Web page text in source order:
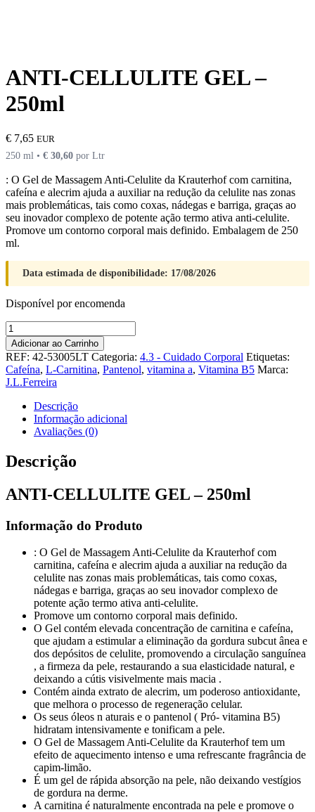
ANTI-CELLULITE GEL –
250ml
€ 7,65 EUR
250 ml • € 30,60 por Ltr
: O Gel de Massagem Anti-Celulite da Krauterhof com carnitina,
cafeína e alecrim ajuda a auxiliar na redução da celulite nas zonas
mais problemáticas, tais como coxas, nádegas e barriga, graças ao
seu inovador complexo de potente ação termo ativa anti-celulite.
Promove um contorno corporal mais definido. Embalagem de 250
ml.
Data estimada de disponibilidade: 17/08/2026
Disponível por encomenda
Quantidade
de
ANTI-
CELLULITE
GEL
-
250ml
Adicionar ao Carrinho
REF: 42-53005LT Categoria: 4.3 - Cuidado Corporal Etiquetas:
Cafeína, L-Carnitina, Pantenol, vitamina a, Vitamina B5 Marca:
J.L.Ferreira
Descrição
Informação adicional
Avaliações (0)
Descrição
ANTI-CELLULITE GEL – 250ml
Informação do Produto
: O Gel de Massagem Anti-Celulite da Krauterhof com
carnitina, cafeína e alecrim ajuda a auxiliar na redução da
celulite nas zonas mais problemáticas, tais como coxas,
nádegas e barriga, graças ao seu inovador complexo de
potente ação termo ativa anti-celulite.
Promove um contorno corporal mais definido.
O Gel contém elevada concentração de carnitina e cafeína,
que ajudam a estimular a eliminação da gordura subcut ânea e
dos depósitos de celulite, promovendo a circulação sanguínea
, a firmeza da pele, restaurando a sua elasticidade natural, e
deixando a cútis visivelmente mais macia .
Contém ainda extrato de alecrim, um poderoso antioxidante,
que melhora o processo de regeneração celular.
Os seus óleos n aturais e o pantenol ( Pró- vitamina B5)
hidratam intensivamente e tonificam a pele.
O Gel de Massagem Anti-Celulite da Krauterhof tem um
efeito de aquecimento intenso e uma refrescante fragrância de
capim-limão.
É um gel de rápida absorção na pele, não deixando vestígios
de gordura na derme.
A carnitina é naturalmente encontrada na pele e promove o